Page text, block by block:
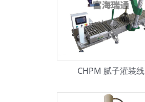
CHPM 腻子灌装线